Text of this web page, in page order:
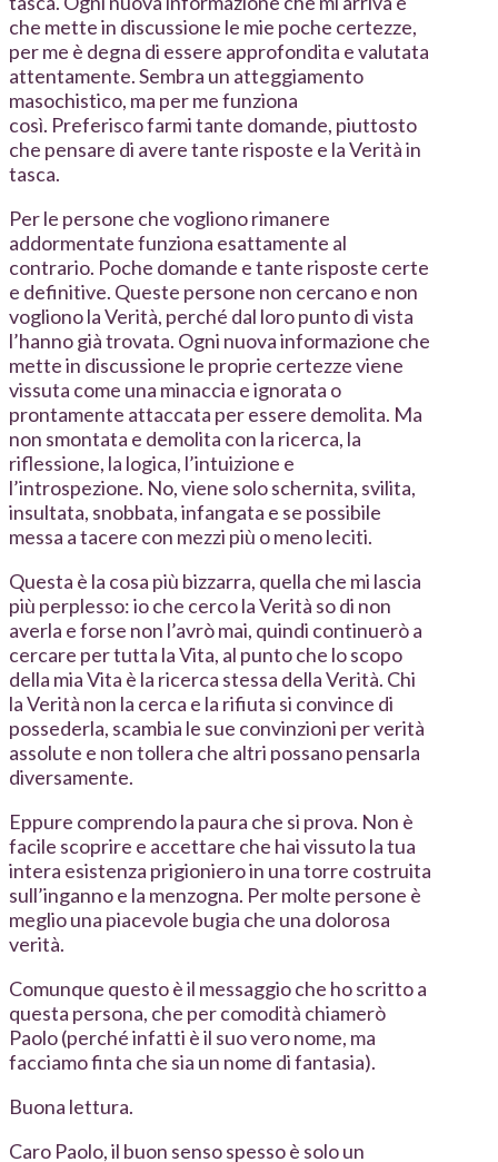
che mette in discussione le mie poche certezze,
per me è degna di essere approfondita e valutata
attentamente. Sembra un atteggiamento
masochistico, ma per me funziona
così. Preferisco farmi tante domande, piuttosto
che pensare di avere tante risposte e la Verità in
tasca.
Per le persone che vogliono rimanere
addormentate funziona esattamente al
contrario. Poche domande e tante risposte certe
e definitive. Queste persone non cercano e non
vogliono la Verità, perché dal loro punto di vista
l’hanno già trovata. Ogni nuova informazione che
mette in discussione le proprie certezze viene
vissuta come una minaccia e ignorata o
prontamente attaccata per essere demolita. Ma
non smontata e demolita con la ricerca, la
riflessione, la logica, l’intuizione e
l’introspezione. No, viene solo schernita, svilita,
insultata, snobbata, infangata e se possibile
messa a tacere con mezzi più o meno leciti.
Questa è la cosa più bizzarra, quella che mi lascia
più perplesso: io che cerco la Verità so di non
averla e forse non l’avrò mai, quindi continuerò a
cercare per tutta la Vita, al punto che lo scopo
della mia Vita è la ricerca stessa della Verità. Chi
la Verità non la cerca e la rifiuta si convince di
possederla, scambia le sue convinzioni per verità
assolute e non tollera che altri possano pensarla
diversamente.
Eppure comprendo la paura che si prova. Non è
facile scoprire e accettare che hai vissuto la tua
intera esistenza prigioniero in una torre costruita
sull’inganno e la menzogna. Per molte persone è
meglio una piacevole bugia che una dolorosa
verità.
Comunque questo è il messaggio che ho scritto a
questa persona, che per comodità chiamerò
Paolo (perché infatti è il suo vero nome, ma
facciamo finta che sia un nome di fantasia).
Buona lettura.
Caro Paolo, il buon senso spesso è solo un